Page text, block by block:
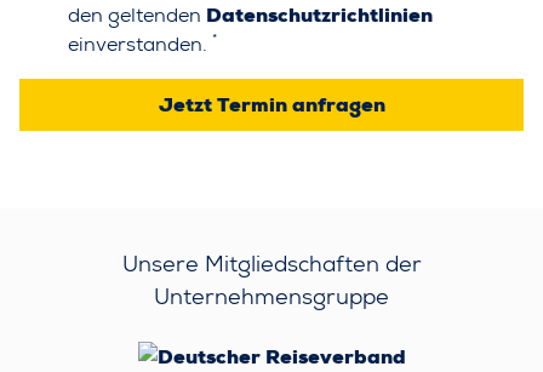
den geltenden Datenschutzrichtlinien
einverstanden. *
Jetzt Termin anfragen
Unsere Mitgliedschaften der
Unternehmensgruppe